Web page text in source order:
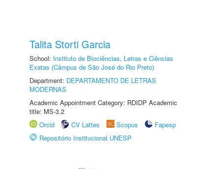
Talita Storti Garcia
School: Instituto de Biociências, Letras e Ciências
Exatas (Câmpus de São José do Rio Preto)
Department: DEPARTAMENTO DE LETRAS
MODERNAS
Academic Appointment Category: RDIDP Academic
title: MS-3.2
Orcid
CV Lattes Scopus
Fapesp
Repositório Institucional UNESP